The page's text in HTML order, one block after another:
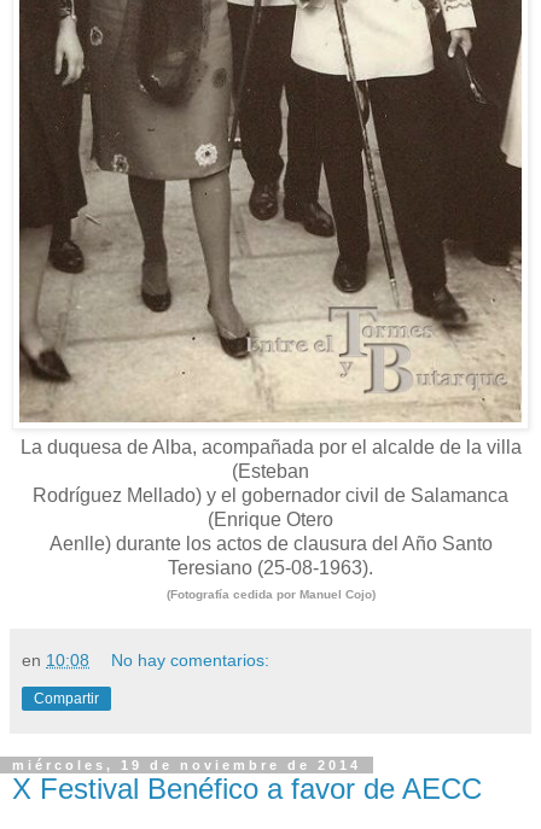
La duquesa de Alba, acompañada por el alcalde de la villa
(Esteban
Rodríguez Mellado) y el gobernador civil de Salamanca
(Enrique Otero
Aenlle) durante los actos de clausura del Año Santo
Teresiano (25-08-1963).
(Fotografía cedida por Manuel Cojo)
en 10:08 No hay comentarios:
Compartir
miércoles, 19 de noviembre de 2014
X Festival Benéfico a favor de AECC